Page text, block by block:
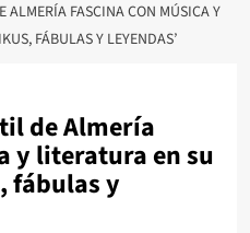
ALMERÍA FASCINA CON MÚSICA Y
FÁBULAS Y LEYENDAS’
de Almería
y literatura en su
fábulas y